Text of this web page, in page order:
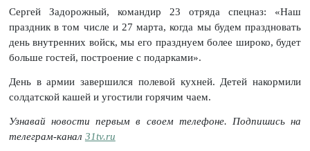
Сергей Задорожный, командир 23 отряда спецназ: «Наш
праздник в том числе и 27 марта, когда мы будем праздновать
день внутренних войск, мы его празднуем более широко, будет
больше гостей, построение с подарками».
День в армии завершился полевой кухней. Детей накормили
солдатской кашей и угостили горячим чаем.
Узнавай новости первым в своем телефоне. Подпишись на
телеграм-канал 31tv.ru